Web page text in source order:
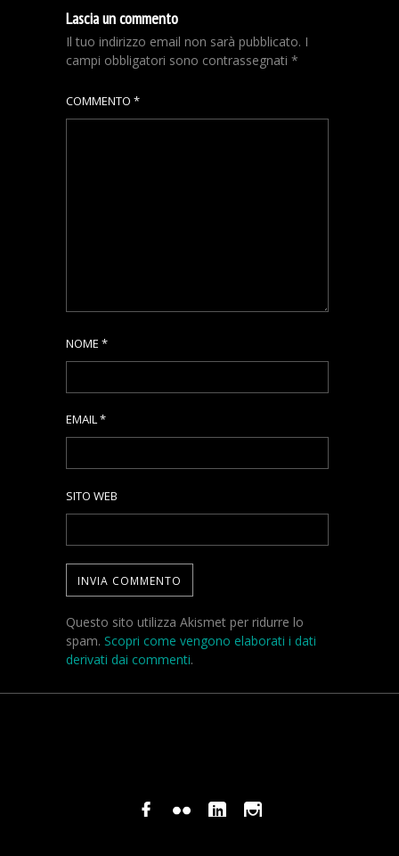
Lascia un commento
Il tuo indirizzo email non sarà pubblicato. I
campi obbligatori sono contrassegnati *
COMMENTO *
NOME *
EMAIL*
SITO WEB
Questo sito utilizza Akismet per ridurre lo
spam. Scopri come vengono elaborati i dati
derivati dai commenti.